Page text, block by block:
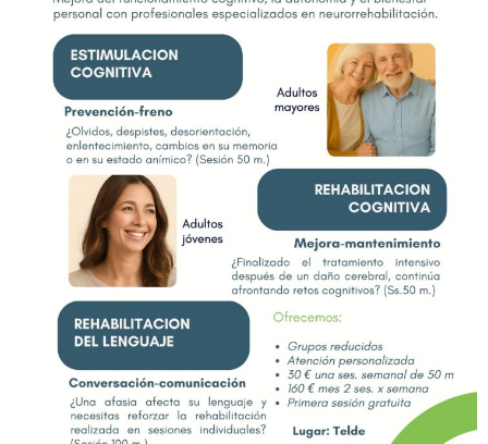
El Sitio Web cuenta con un certificado SSL (Secure Socket Layer),
que asegura que los datos personales se transmiten de forma
segura y confidencial, al ser la transmisión de los datos entre el
servidor y el Usuario, y en retroalimentación, totalmente cifrada o
encriptada.
Sin embargo, debido a queNeuro Integramosno puede garantizar
la inexpugnabilidad de internet ni la ausencia total de hackers u
otros que accedan de modo fraudulento a los datos personales, el
Responsable del tratamiento se compromete a comunicar al
Usuario sin dilación indebida cuando ocurra una violación de la
seguridad de los datos personales que sea probable que entrañe
un alto riesgo para los derechos y libertades de las personas
físicas. Siguiendo lo establecido en el artículo 4 del RGPD, se
entiende por violación de la seguridad de los datos personales
toda violación de la seguridad que ocasione la destrucción,
pérdida o alteración accidental o ilícita de datos personales
transmitidos, conservados o tratados de otra forma, o la
comunicación o acceso no autorizados a dichos datos.